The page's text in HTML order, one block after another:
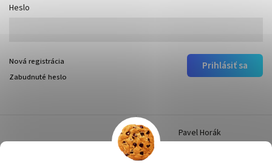
Heslo
Prihlásiť sa
Nová registrácia
Zabudnuté heslo
Pavel Horák